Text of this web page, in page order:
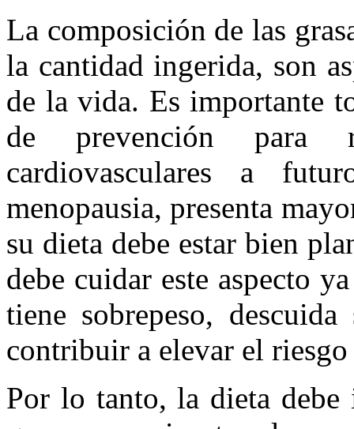
La composición de las
la cantidad ingerida, son
de la vida. Es importante
de prevención para
cardiovasculares a
menopausia, presenta
su dieta debe estar bien
debe cuidar este aspecto
tiene sobrepeso,
contribuir a elevar el
Por lo tanto, la dieta debe